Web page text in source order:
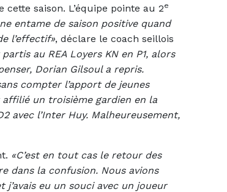
saison. L’équipe pointe au 2e
entame de saison positive quand
l’effectif», déclare le coach seillois
au REA Loyers KN en P1, alors
Dorian Gilsoul a repris.
compter l’apport de jeunes
affilié un troisième gardien en la
avec l’Inter Huy. Malheureusement,
«C’est en tout cas le retour des
dans la confusion. Nous avions
eu un souci avec un joueur